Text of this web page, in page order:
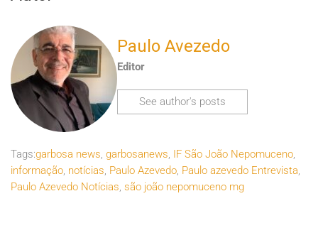
Paulo Avezedo
Editor
See author's posts
Tags:garbosa news, garbosanews, IF São João Nepomuceno,
informação, notícias, Paulo Azevedo, Paulo azevedo Entrevista,
Paulo Azevedo Notícias, são joão nepomuceno mg